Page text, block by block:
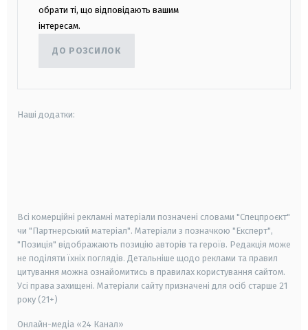
обрати ті, що відповідають вашим
інтересам.
ДО РОЗСИЛОК
Наші додатки:
Всі комерційні рекламні матеріали позначені словами "Спецпроєкт"
чи "Партнерський матеріал". Матеріали з позначкою "Експерт",
"Позиція" відображають позицію авторів та героїв. Редакція може
не поділяти їхніх поглядів. Детальніше щодо реклами та правил
цитування можна ознайомитись в правилах користування сайтом.
Усі права захищені. Матеріали сайту призначені для осіб старше 21
року (21+)
Онлайн-медіа «24 Канал»